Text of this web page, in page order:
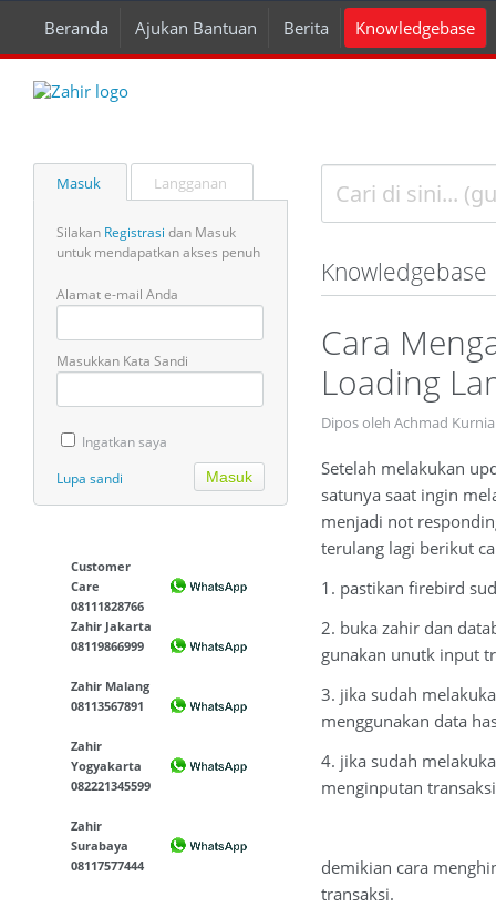
Beranda Ajukan Bantuan Berita Knowledgebase
Masuk Langganan
Silakan Registrasi dan Masuk
untuk mendapatkan akses penuh
Alamat e-mail Anda
Masukkan Kata Sandi
Ingatkan saya
Lupa sandi
Customer
Care
08111828766
Zahir Jakarta
08119866999
Zahir Malang
08113567891
Zahir
Yogyakarta
082221345599
Zahir
Surabaya
08117577444
Knowledgebase
Cara
Loading
Dipos oleh Achmad
Setelah melakukan
satunya saat ingin
menjadi not
terulang lagi berikut
1. pastikan firebird
2. buka zahir dan
gunakan unutk input
3. jika sudah
menggunakan data
4. jika sudah
menginputan
demikian cara
transaksi.